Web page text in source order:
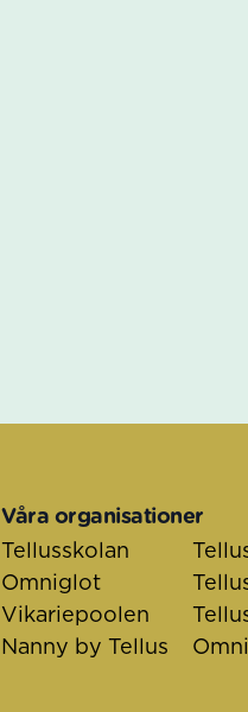
Våra organisationer
Tellusskolan
Omniglot
Vikariepoolen
Nanny by Tellus